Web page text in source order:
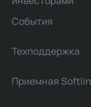
События
Техподдержка
Приемная